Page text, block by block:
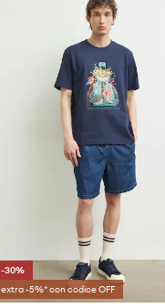
-30%
extra -5%* con codice OFF